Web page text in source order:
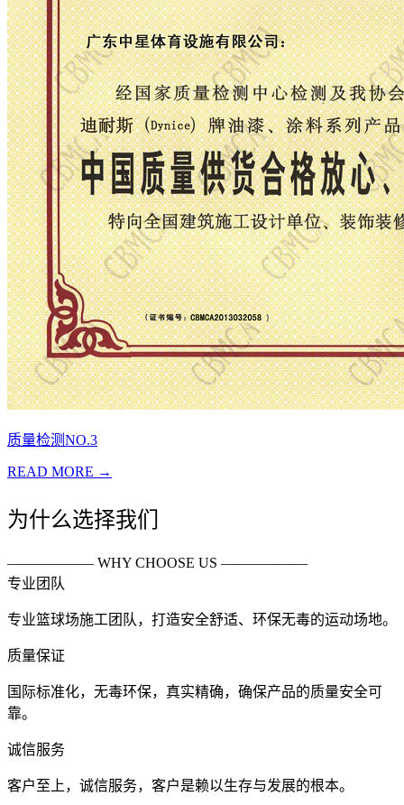
质量检测NO.3
READ MORE →
为什么选择我们
—————— WHY CHOOSE US ——————
专业团队
专业篮球场施工团队，打造安全舒适、环保无毒的运动场地。
质量保证
国际标准化，无毒环保，真实精确，确保产品的质量安全可
靠。
诚信服务
客户至上，诚信服务，客户是赖以生存与发展的根本。